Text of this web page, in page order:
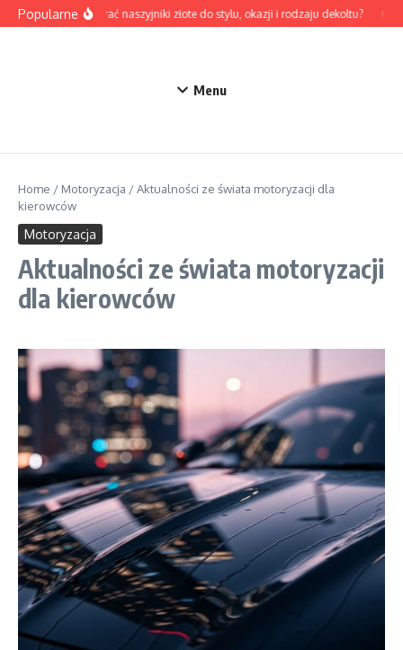
Przejdź do treści
PopularneJak dobrać naszyjniki złote do stylu, okazji i rodzaju dekoltu?
Menu
Home / Motoryzacja /Aktualności ze świata motoryzacji dla
kierowców
Motoryzacja
Aktualności ze świata motoryzacji
dla kierowców